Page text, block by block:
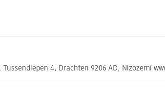
Tussendiepen 4, Drachten 9206 AD, Nizozemí